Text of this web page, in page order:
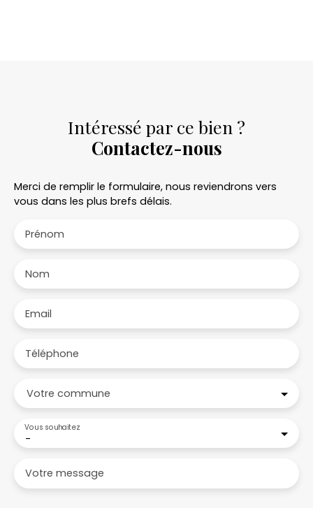
Intéressé par ce bien ?
Contactez-nous
Merci de remplir le formulaire, nous reviendrons vers
vous dans les plus brefs délais.
Prénom
Nom
Email
Téléphone
Votre commune
-
Vous souhaitez
Votre message